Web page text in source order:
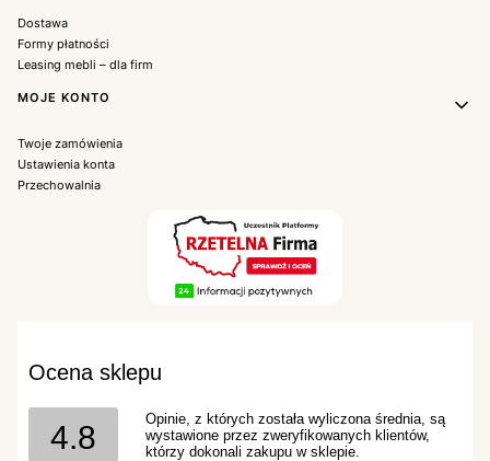
Dostawa
Formy płatności
Leasing mebli – dla firm
MOJE KONTO
Twoje zamówienia
Ustawienia konta
Przechowalnia
Ocena sklepu
4.8
Opinie, z których została wyliczona średnia, są
wystawione przez zweryfikowanych klientów,
którzy dokonali zakupu w sklepie.